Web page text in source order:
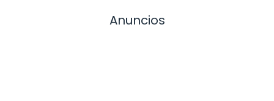
Anuncios